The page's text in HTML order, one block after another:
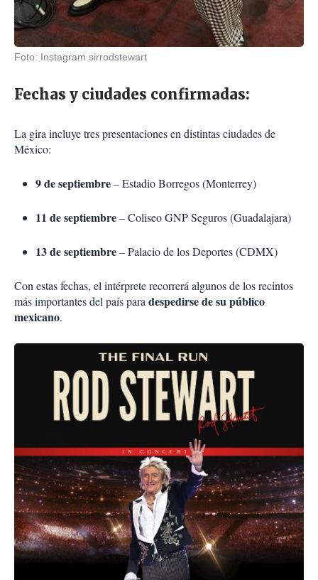
Foto: Instagram sirrodstewart
Fechas y ciudades confirmadas:
La gira incluye tres presentaciones en distintas ciudades de
México:
9 de septiembre– Estadio Borregos (Monterrey)
11 de septiembre– Coliseo GNP Seguros (Guadalajara)
13 de septiembre– Palacio de los Deportes (CDMX)
Con estas fechas, el intérprete recorrerá algunos de los recintos
más importantes del país para despedirse de su público
mexicano.